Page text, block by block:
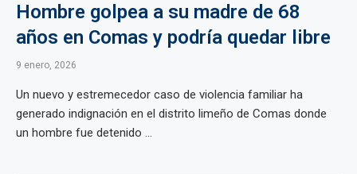
Hombre golpea a su madre de 68
años en Comas y podría quedar libre
9 enero, 2026
Un nuevo y estremecedor caso de violencia familiar ha
generado indignación en el distrito limeño de Comas donde
un hombre fue detenido ...